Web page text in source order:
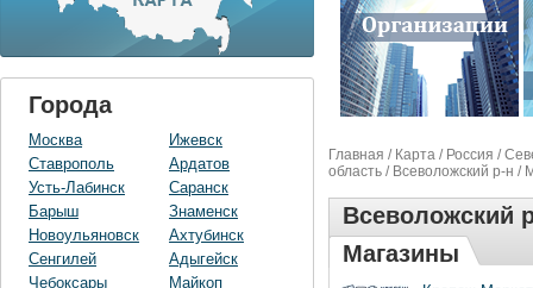
Города
Москва
Ставрополь
Усть-Лабинск
Барыш
Новоульяновск
Сенгилей
Чебоксары
Ижевск
Ардатов
Саранск
Знаменск
Ахтубинск
Адыгейск
Майкоп
Главная / Карта / Россия /
область / Всеволожский р-н /
Всеволожский
Магазины